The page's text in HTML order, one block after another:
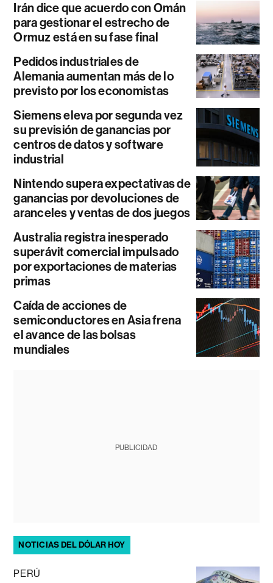
Irán dice que acuerdo con Omán
para gestionar el estrecho de
Ormuz está en su fase final
Pedidos industriales de
Alemania aumentan más de lo
previsto por los economistas
Siemens eleva por segunda vez
su previsión de ganancias por
centros de datos y software
industrial
Nintendo supera expectativas de
ganancias por devoluciones de
aranceles y ventas de dos juegos
Australia registra inesperado
superávit comercial impulsado
por exportaciones de materias
primas
Caída de acciones de
semiconductores en Asia frena
el avance de las bolsas
mundiales
PUBLICIDAD
NOTICIAS DEL DÓLAR HOY
PERÚ